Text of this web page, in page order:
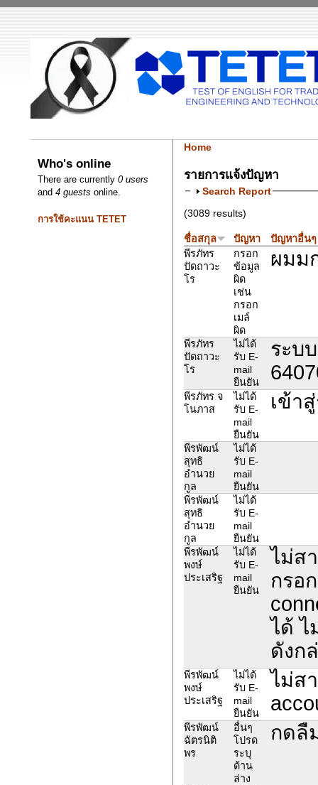
Who's online
There are currently0 users
and4 guests online.
การใช้คะแนน TETET
Home
รายการแจ้งปัญหา
Search Report
(3089 results)
ชื่อสกุล ปัญหา
ปัญหาอื่นๆ
พีรภัทร
ปัดถาวะ
โร
กรอก
ข้อมูล
ผิด
เช่น
กรอก
เมล์
ผิด
ผมม
พีรภัทร
ปัดถาวะ
โร
ไม่ได้
รับ E-
mail
ยืนยัน
ระบ
พีรภัทร จ
โนภาส
ไม่ได้
รับ E-
mail
ยืนยัน
เข้า
พีรพัฒน์
สุทธิ
อำนวย
กูล
ไม่ได้
รับ E-
mail
ยืนยัน
พีรพัฒน์
สุทธิ
อำนวย
กูล
ไม่ได้
รับ E-
mail
ยืนยัน
พีรพัฒน์
พงษ์
ประเสริฐ
ไม่ได้
รับ E-
mail
ยืนยัน
ไม่ส
กรอ
ได้ ไ
ดังก
พีรพัฒน์
พงษ์
ประเสริฐ
ไม่ได้
รับ E-
mail
ยืนยัน
ไม่ส
พีรพัฒน์
ฉัตรนิติ
พร
อื่นๆ
โปรด
ระบุ
ด้าน
ล่าง
กดลื